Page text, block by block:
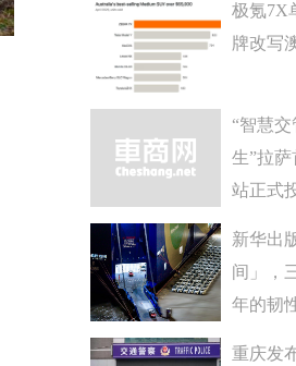
极氪7X
牌改写
“智慧
生”拉
站正式
新华出
间」，
年的韧
重庆发